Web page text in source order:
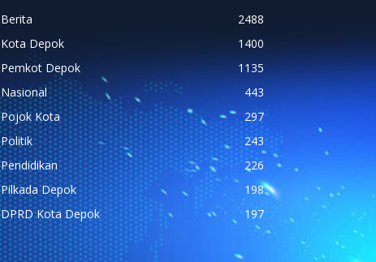
Berita
2488
Kota Depok
1400
Pemkot Depok
1135
Nasional
443
Pojok Kota
297
Politik
243
Pendidikan
226
Pilkada Depok
198
DPRD Kota Depok
197